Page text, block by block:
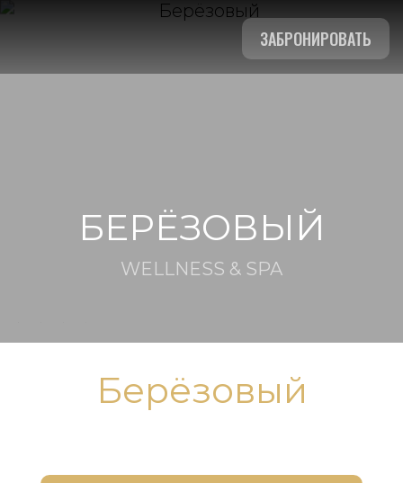
ЗАБРОНИРОВАТЬ
БЕРЁЗОВЫЙ
WELLNESS & SPA
Берёзовый